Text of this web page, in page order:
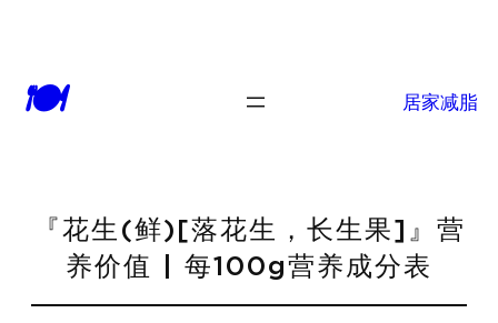
🍽 居家减脂
『花生(鲜)[落花生，长生果]』营
养价值 | 每100g营养成分表